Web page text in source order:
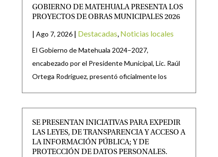
GOBIERNO DE MATEHUALA PRESENTA LOS
PROYECTOS DE OBRAS MUNICIPALES 2026
| Ago 7, 2026 | Destacadas, Noticias locales
El Gobierno de Matehuala 2024–2027,
encabezado por el Presidente Municipal, Lic. Raúl
Ortega Rodríguez, presentó oficialmente los
SE PRESENTAN INICIATIVAS PARA EXPEDIR
LAS LEYES, DE TRANSPARENCIA Y ACCESO A
LA INFORMACIÓN PÚBLICA; Y DE
PROTECCIÓN DE DATOS PERSONALES.